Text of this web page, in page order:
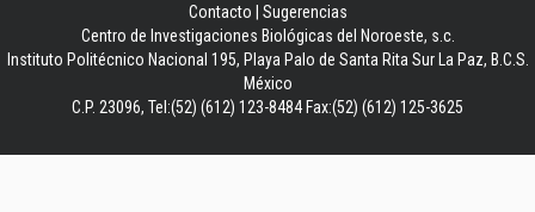
Contacto
Sugerencias
Centro de Investigaciones Biológicas del Noroeste, s.c.
Instituto Politécnico Nacional 195, Playa Palo de Santa Rita Sur La Paz, B.C.S.
México
C.P. 23096, Tel:(52) (612) 123-8484 Fax:(52) (612) 125-3625